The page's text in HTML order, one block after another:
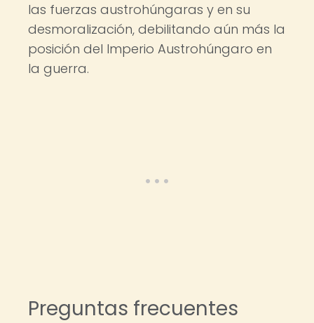
las fuerzas austrohúngaras y en su
desmoralización, debilitando aún más la
posición del Imperio Austrohúngaro en
la guerra.
Preguntas frecuentes